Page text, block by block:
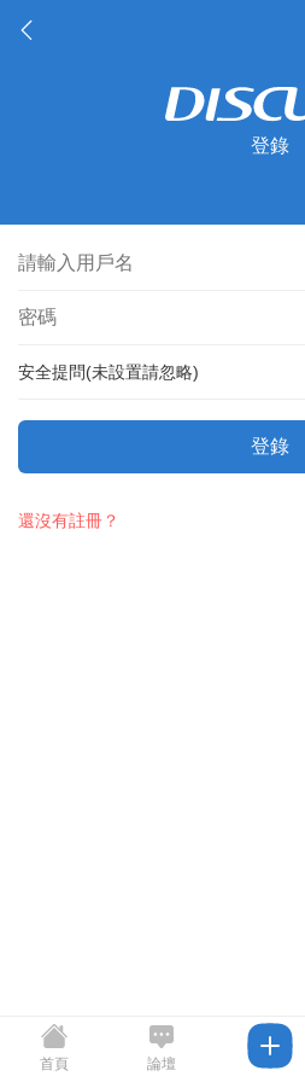
登錄
安全提問(未設置請忽略)
登錄
還沒有註冊？
首頁 論壇